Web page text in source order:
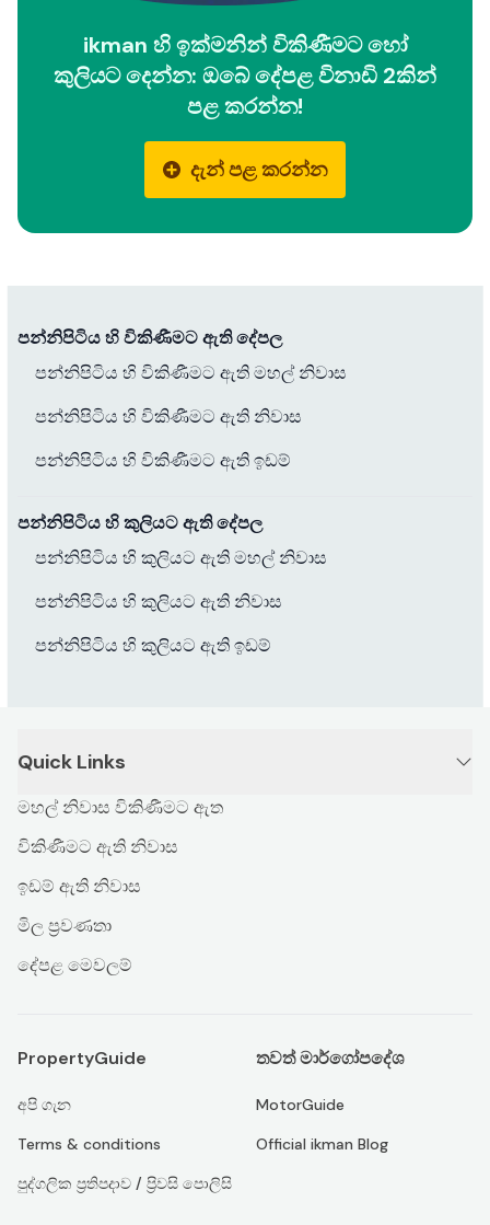
ikman හි ඉක්මනින් විකිණීමට හෝ
කුලියට දෙන්න: ඔබේ දේපළ විනාඩි 2කින්
පළ කරන්න!
දැන් පළ කරන්න
පන්නිපිටිය හි විකිණීමට ඇති දේපල
පන්නිපිටිය හි විකිණීමට ඇති මහල් නිවාස
පන්නිපිටිය හි විකිණීමට ඇති නිවාස
පන්නිපිටිය හි විකිණීමට ඇති ඉඩම්
පන්නිපිටිය හි කුලියට ඇති දේපල
පන්නිපිටිය හි කුලියට ඇති මහල් නිවාස
පන්නිපිටිය හි කුලියට ඇති නිවාස
පන්නිපිටිය හි කුලියට ඇති ඉඩම්
Quick Links
මහල් නිවාස විකිණීමට ඇත
විකිණීමට ඇති නිවාස
ඉඩම් ඇති නිවාස
මිල ප්‍රවණතා
දේපළ මෙවලම්
PropertyGuide
අපි ගැන
Terms & conditions
පුද්ගලික ප්‍රතිපදාව / ප්‍රිවසි පොලිසි
තවත් මාර්ගෝපදේශ
MotorGuide
Official ikman Blog